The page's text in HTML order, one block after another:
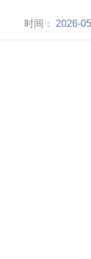
时间： 2026-